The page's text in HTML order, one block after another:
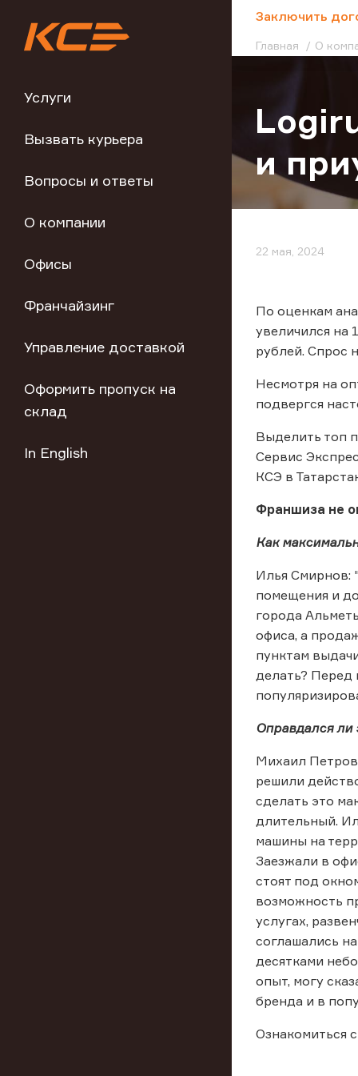
Услуги
Вызвать курьера
Вопросы и ответы
О компании
Офисы
Франчайзинг
Управление доставкой
Оформить пропуск на
склад
In English
Заключить
Главная О
и
22 мая, 2024
По оценкам
увеличился на
рублей. Спрос
Несмотря на
подвергся
Выделить топ
Сервис
КСЭ в
Франшиза не
Как
Илья Смирнов:
помещения и
города
офиса, а
пунктам
делать? Перед
Оправдался ли
Михаил
решили
сделать это
длительный.
машины на
Заезжали в
стоят под
возможность
услугах,
соглашались
десятками
опыт, могу
бренда и в
Ознакомиться